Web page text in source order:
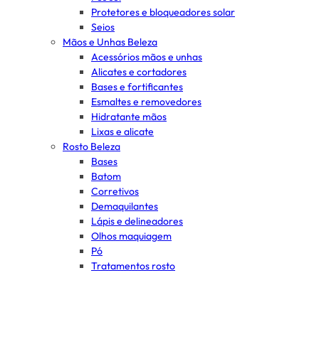
Protetores e bloqueadores solar
Seios
Mãos e Unhas Beleza
Acessórios mãos e unhas
Alicates e cortadores
Bases e fortificantes
Esmaltes e removedores
Hidratante mãos
Lixas e alicate
Rosto Beleza
Bases
Batom
Corretivos
Demaquilantes
Lápis e delineadores
Olhos maquiagem
Pó
Tratamentos rosto